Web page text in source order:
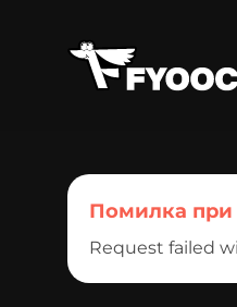
Помилка при
Request failed